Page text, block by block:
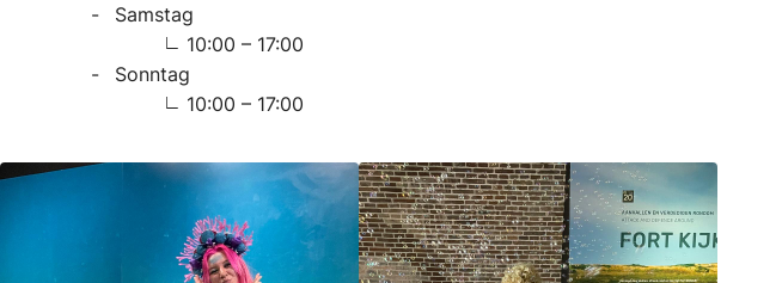
Samstag
10:00 – 17:00
Sonntag
10:00 – 17:00